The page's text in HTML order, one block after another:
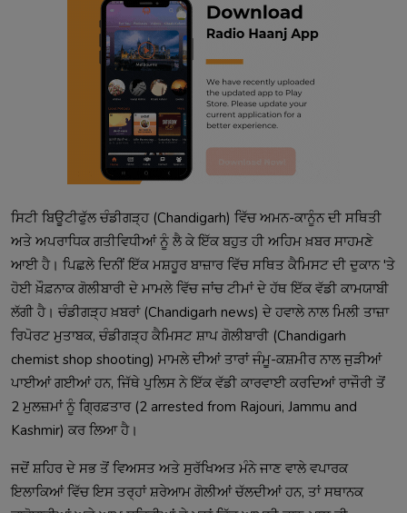
ਸਿਟੀ ਬਿਊਟੀਫੁੱਲ ਚੰਡੀਗੜ੍ਹ (Chandigarh) ਵਿੱਚ ਅਮਨ-ਕਾਨੂੰਨ ਦੀ ਸਥਿਤੀ
ਅਤੇ ਅਪਰਾਧਿਕ ਗਤੀਵਿਧੀਆਂ ਨੂੰ ਲੈ ਕੇ ਇੱਕ ਬਹੁਤ ਹੀ ਅਹਿਮ ਖ਼ਬਰ ਸਾਹਮਣੇ
ਆਈ ਹੈ। ਪਿਛਲੇ ਦਿਨੀਂ ਇੱਕ ਮਸ਼ਹੂਰ ਬਾਜ਼ਾਰ ਵਿੱਚ ਸਥਿਤ ਕੈਮਿਸਟ ਦੀ ਦੁਕਾਨ 'ਤੇ
ਹੋਈ ਖ਼ੌਫ਼ਨਾਕ ਗੋਲੀਬਾਰੀ ਦੇ ਮਾਮਲੇ ਵਿੱਚ ਜਾਂਚ ਟੀਮਾਂ ਦੇ ਹੱਥ ਇੱਕ ਵੱਡੀ ਕਾਮਯਾਬੀ
ਲੱਗੀ ਹੈ। ਚੰਡੀਗੜ੍ਹ ਖ਼ਬਰਾਂ (Chandigarh news) ਦੇ ਹਵਾਲੇ ਨਾਲ ਮਿਲੀ ਤਾਜ਼ਾ
ਰਿਪੋਰਟ ਮੁਤਾਬਕ, ਚੰਡੀਗੜ੍ਹ ਕੈਮਿਸਟ ਸ਼ਾਪ ਗੋਲੀਬਾਰੀ (Chandigarh
chemist shop shooting) ਮਾਮਲੇ ਦੀਆਂ ਤਾਰਾਂ ਜੰਮੂ-ਕਸ਼ਮੀਰ ਨਾਲ ਜੁੜੀਆਂ
ਪਾਈਆਂ ਗਈਆਂ ਹਨ, ਜਿੱਥੇ ਪੁਲਿਸ ਨੇ ਇੱਕ ਵੱਡੀ ਕਾਰਵਾਈ ਕਰਦਿਆਂ ਰਾਜੌਰੀ ਤੋਂ
2 ਮੁਲਜ਼ਮਾਂ ਨੂੰ ਗ੍ਰਿਫ਼ਤਾਰ (2 arrested from Rajouri, Jammu and
Kashmir) ਕਰ ਲਿਆ ਹੈ।
ਜਦੋਂ ਸ਼ਹਿਰ ਦੇ ਸਭ ਤੋਂ ਵਿਅਸਤ ਅਤੇ ਸੁਰੱਖਿਅਤ ਮੰਨੇ ਜਾਣ ਵਾਲੇ ਵਪਾਰਕ
ਇਲਾਕਿਆਂ ਵਿੱਚ ਇਸ ਤਰ੍ਹਾਂ ਸ਼ਰੇਆਮ ਗੋਲੀਆਂ ਚੱਲਦੀਆਂ ਹਨ, ਤਾਂ ਸਥਾਨਕ